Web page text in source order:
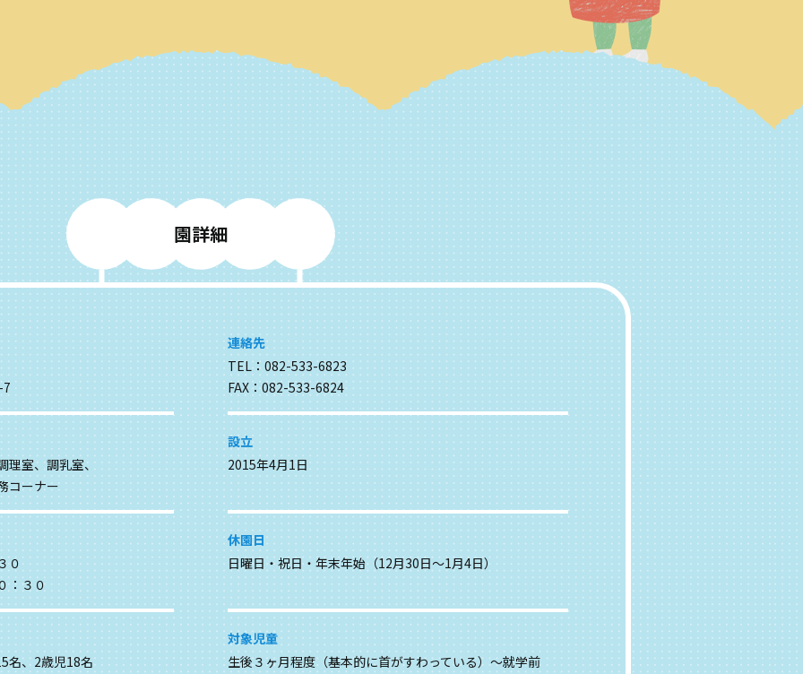
園詳細
連絡先
TEL：082-533-6823
FAX：082-533-6824
理室、調乳室、
コーナー
設立
2015年4月1日
０
：３０
休園日
日曜日・祝日・年末年始（12月30日～1月4日）
名、2歳児18名
対象児童
生後３ヶ月程度（基本的に首がすわっている）～就学前